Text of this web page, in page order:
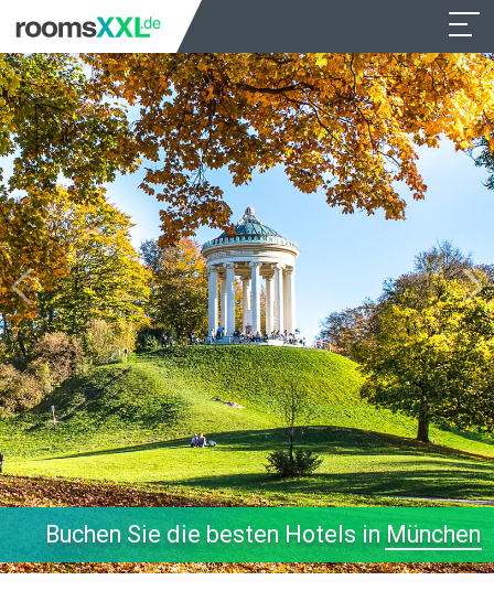
Buchen Sie die besten Hotels inMünchen